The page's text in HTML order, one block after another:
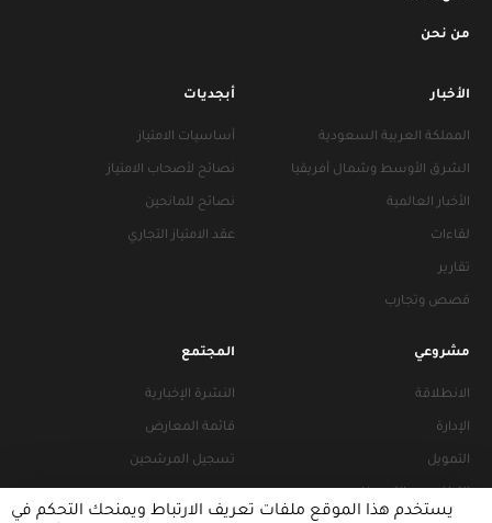
من نحن
الأخبار
المملكة العربية السعودية
الشرق الأوسط وشمال أفريقيا
الأخبار العالمية
لقاءات
تقارير
قصص وتجارب
أبجديات
أساسيات الامتياز
نصائح لأصحاب الامتياز
نصائح للمانحين
عقد الامتياز التجاري
مشروعي
الانطلاقة
الإدارة
التمويل
المجتمع
النشرة الإخبارية
قائمة المعارض
تسجيل المرشحين
يستخدم هذا الموقع ملفات تعريف الارتباط ويمنحك التحكم في